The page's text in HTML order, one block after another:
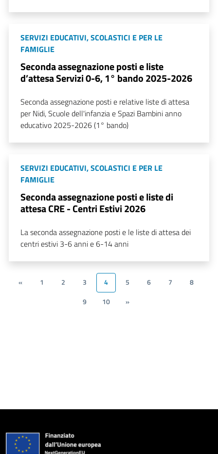
SERVIZI EDUCATIVI, SCOLASTICI E PER LE
FAMIGLIE
Seconda assegnazione posti e liste
d’attesa Servizi 0-6, 1° bando 2025-2026
Seconda assegnazione posti e relative liste di attesa
per Nidi, Scuole dell'infanzia e Spazi Bambini anno
educativo 2025-2026 (1° bando)
SERVIZI EDUCATIVI, SCOLASTICI E PER LE
FAMIGLIE
Seconda assegnazione posti e liste di
attesa CRE - Centri Estivi 2026
La seconda assegnazione posti e le liste di attesa dei
centri estivi 3-6 anni e 6-14 anni
« 1 2 3 4 5 6 7
8
9
10 »